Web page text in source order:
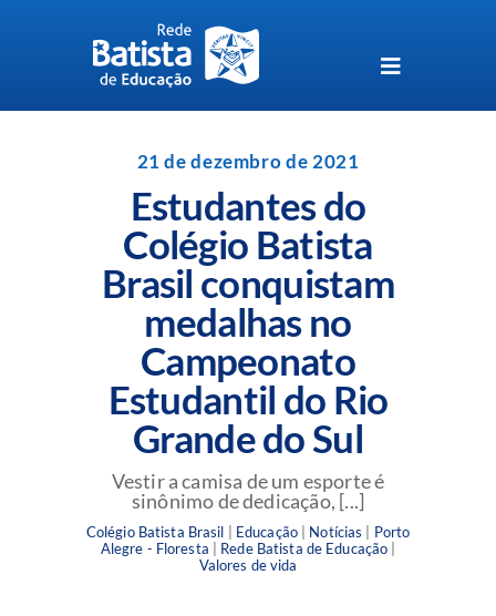
Toggle
Navigation
Perguntas Frequentes
Blog da Rede Batista
21 de dezembro de 2021
Estudantes do
Colégio Batista
Brasil conquistam
medalhas no
Campeonato
Estudantil do Rio
Grande do Sul
Vestir a camisa de um esporte é
sinônimo de dedicação, [...]
Colégio Batista Brasil Educação| Notícias
Porto
Alegre - Floresta
Rede Batista de Educação
Valores de vida